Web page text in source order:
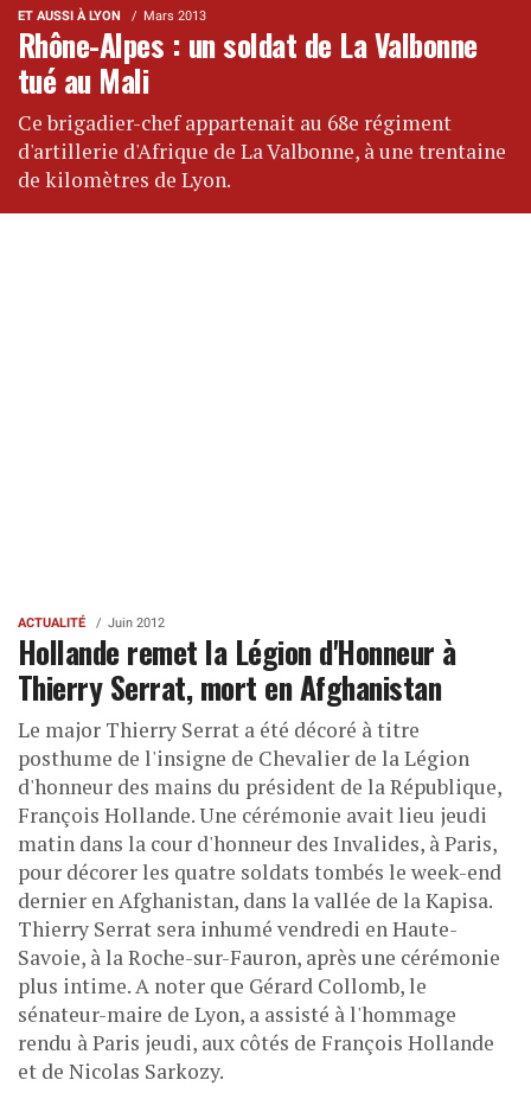
ET AUSSI À LYON Mars 2013
Rhône-Alpes : un soldat de La Valbonne
tué au Mali
Ce brigadier-chef appartenait au 68e régiment
d'artillerie d'Afrique de La Valbonne, à une trentaine
de kilomètres de Lyon.
ACTUALITÉ Juin 2012
Hollande remet la Légion d'Honneur à
Thierry Serrat, mort en Afghanistan
Le major Thierry Serrat a été décoré à titre
posthume de l'insigne de Chevalier de la Légion
d'honneur des mains du président de la République,
François Hollande. Une cérémonie avait lieu jeudi
matin dans la cour d'honneur des Invalides, à Paris,
pour décorer les quatre soldats tombés le week-end
dernier en Afghanistan, dans la vallée de la Kapisa.
Thierry Serrat sera inhumé vendredi en Haute-
Savoie, à la Roche-sur-Fauron, après une cérémonie
plus intime. A noter que Gérard Collomb, le
sénateur-maire de Lyon, a assisté à l'hommage
rendu à Paris jeudi, aux côtés de François Hollande
et de Nicolas Sarkozy.